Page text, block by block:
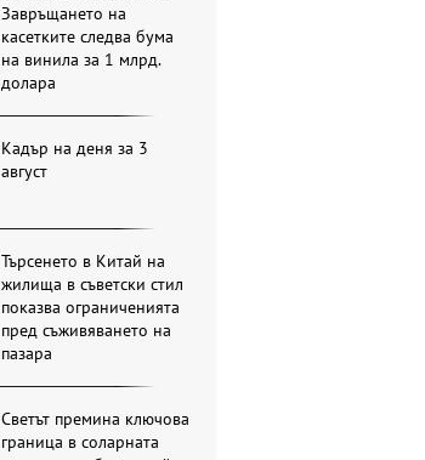
Завръщането на
касетките следва бума
на винила за 1 млрд.
долара
Кадър на деня за 3
август
Търсенето в Китай на
жилища в съветски стил
показва ограниченията
пред съживяването на
пазара
Светът премина ключова
граница в соларната